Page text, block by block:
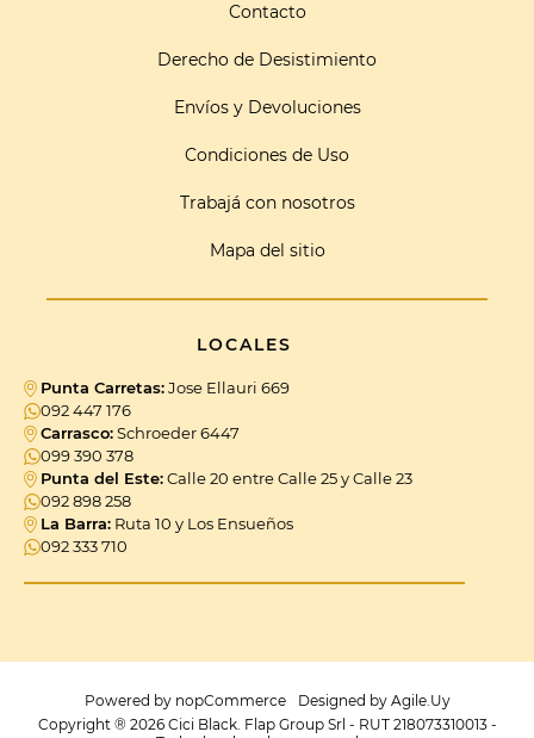
Contacto
Derecho de Desistimiento
Envíos y Devoluciones
Condiciones de Uso
Trabajá con nosotros
Mapa del sitio
LOCALES
Punta Carretas:Jose Ellauri 669
092 447 176
Carrasco:Schroeder 6447
099 390 378
Punta del Este:Calle 20 entre Calle 25 y Calle 23
092 898 258
La Barra: Ruta 10 y Los Ensueños
092 333 710
Powered by nopCommerce Designed by Agile.Uy
Copyright ® 2026 Cici Black. Flap Group Srl - RUT 218073310013 -